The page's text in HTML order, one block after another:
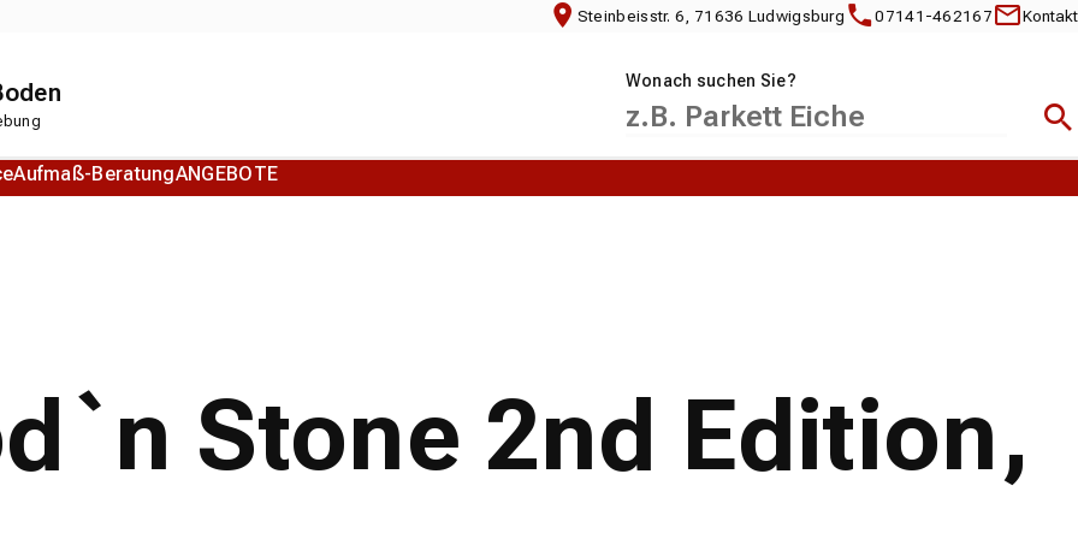
Steinbeisstr. 6, 71636 Ludwigsburg 07141-462167 Kontakt
Wonach suchen Sie?
Aufmaß-BeratungANGEBOTE
Stone 2nd Edition,